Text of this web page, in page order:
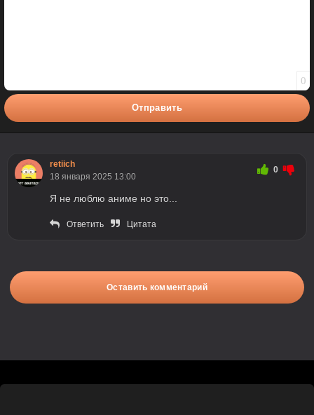
0
Отправить
retiich
18 января 2025 13:00
0
Я не люблю аниме но это...
Ответить Цитата
Оставить комментарий